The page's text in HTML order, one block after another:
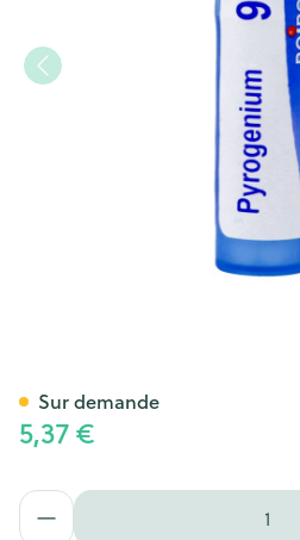
5,37 €
Quantité
Sur demande